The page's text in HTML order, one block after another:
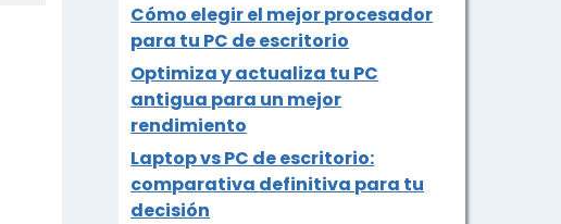
Cómo elegir el mejor procesador
para tu PC de escritorio
Optimiza y actualiza tu PC
antigua para un mejor
rendimiento
Laptop vs PC de escritorio:
comparativa definitiva para tu
decisión